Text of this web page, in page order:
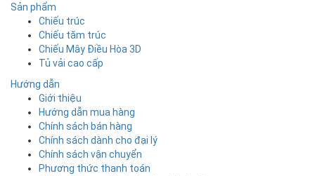
Sản phẩm
Chiếu trúc
Chiếu tăm trúc
Chiếu Mây Điều Hòa 3D
Tủ vải cao cấp
Hướng dẫn
Giới thiệu
Hướng dẫn mua hàng
Chính sách bán hàng
Chính sách dành cho đại lý
Chính sách vận chuyển
Phương thức thanh toán